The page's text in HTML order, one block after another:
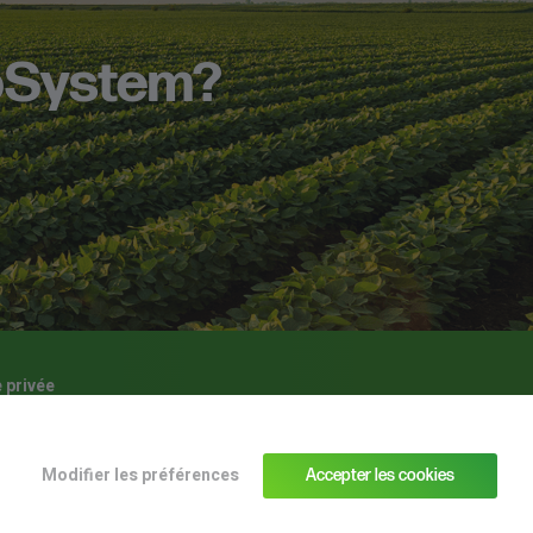
Modifier les préférences Accepter les cookies
privée